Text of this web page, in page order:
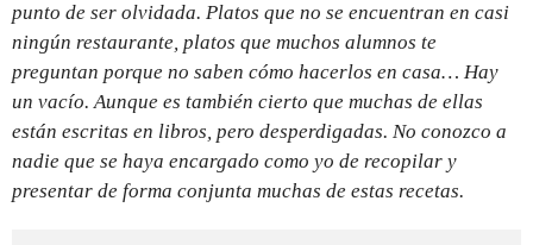
punto de ser olvidada. Platos que no se encuentran en casi
ningún restaurante, platos que muchos alumnos te
preguntan porque no saben cómo hacerlos en casa… Hay
un vacío. Aunque es también cierto que muchas de ellas
están escritas en libros, pero desperdigadas. No conozco a
nadie que se haya encargado como yo de recopilar y
presentar de forma conjunta muchas de estas recetas.